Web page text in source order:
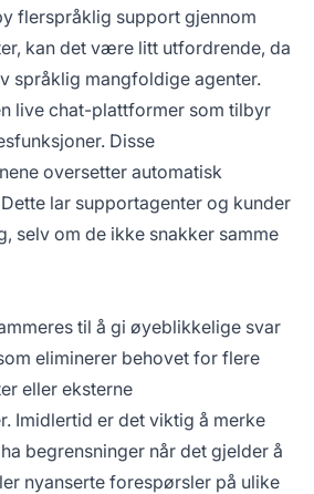
flerspråklig support gjennom
kan det være litt utfordrende, da
språklig mangfoldige agenter.
live chat-plattformer som tilbyr
Disse
oversetter automatisk
lar supportagenter og kunder
selv om de ikke snakker samme
til å gi øyeblikkelige svar
eliminerer behovet for flere
eller eksterne
Imidlertid er det viktig å merke
begrensninger når det gjelder å
nyanserte forespørsler på ulike